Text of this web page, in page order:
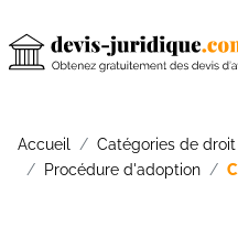
Accueil Catégories de droit
Procédure d'adoption